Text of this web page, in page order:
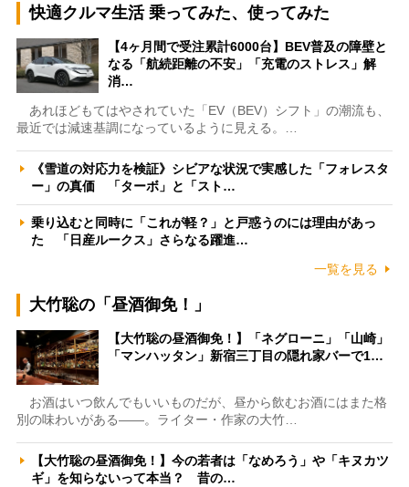
快適クルマ生活 乗ってみた、使ってみた
【4ヶ月間で受注累計6000台】BEV普及の障壁と
なる「航続距離の不安」「充電のストレス」解
消…
あれほどもてはやされていた「EV（BEV）シフト」の潮流も、
最近では減速基調になっているように見える。…
《雪道の対応力を検証》シビアな状況で実感した「フォレスタ
ー」の真価 「ターボ」と「スト…
乗り込むと同時に「これが軽？」と戸惑うのには理由があっ
た 「日産ルークス」さらなる躍進…
一覧を見る
大竹聡の「昼酒御免！」
【大竹聡の昼酒御免！】「ネグローニ」「山崎」
「マンハッタン」新宿三丁目の隠れ家バーで1…
お酒はいつ飲んでもいいものだが、昼から飲むお酒にはまた格
別の味わいがある――。ライター・作家の大竹…
【大竹聡の昼酒御免！】今の若者は「なめろう」や「キヌカツ
ギ」を知らないって本当？ 昔の…